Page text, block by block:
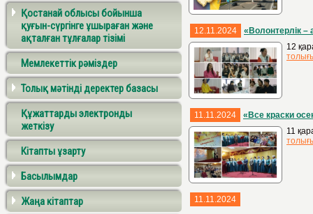
Қостанай облысы бойынша
қуғын-сүргінге ұшыраған және
ақталған тұлғалар тізімі
Мемлекеттік рәміздер
Толық мәтінді деректер базасы
Құжаттарды электронды
жеткізу
Кітапты ұзарту
Басылымдар
Жаңа кітаптар
12.11.2024
«Волонтерлік –
12
11.11.2024
«Все краски
11
11.11.2024